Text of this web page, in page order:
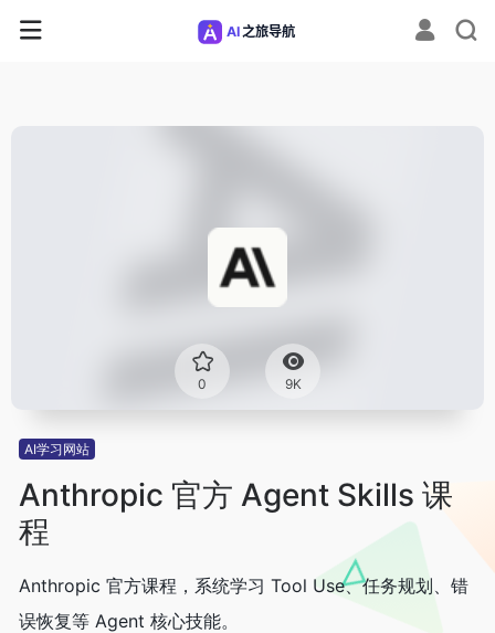
0 9K
AI学习网站
Anthropic 官方 Agent Skills 课
程
Anthropic 官方课程，系统学习 Tool Use、任务规划、错
误恢复等 Agent 核心技能。